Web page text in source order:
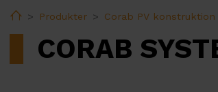
HomeProdukter Corab PV konstruktion
CORAB